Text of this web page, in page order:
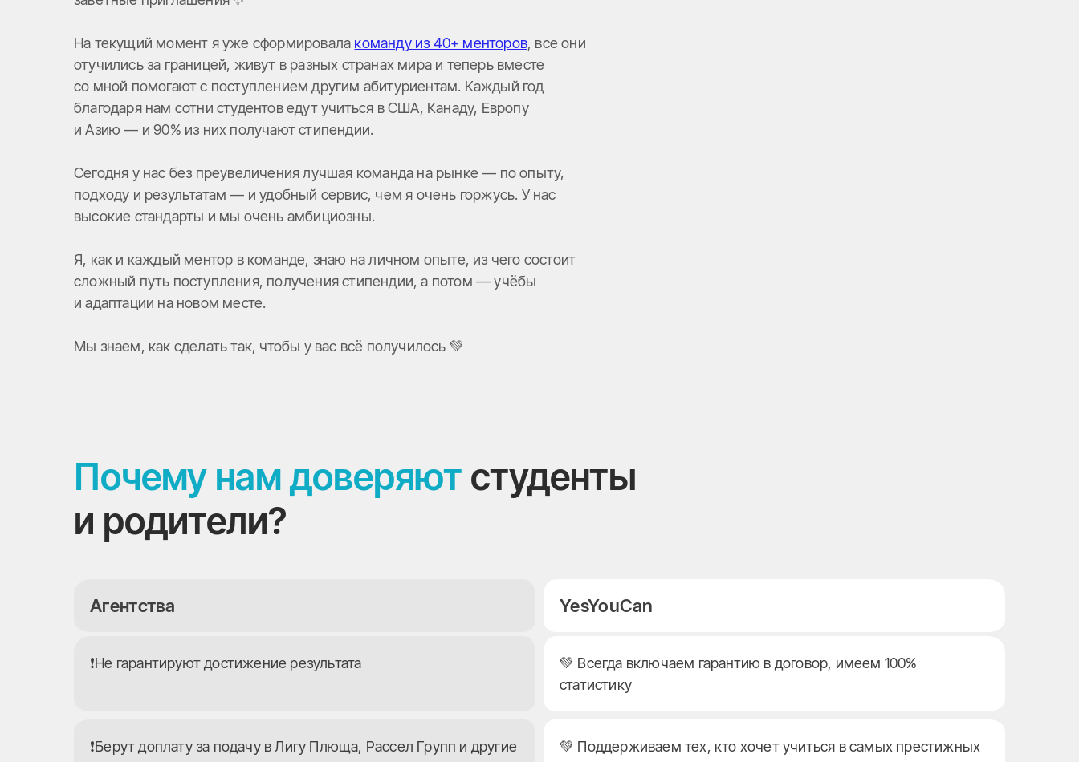
На текущий момент я уже сформировала команду из 40+ менторов, все они
отучились за границей, живут в разных странах мира и теперь вместе
со мной помогают с поступлением другим абитуриентам. Каждый год
благодаря нам сотни студентов едут учиться в США, Канаду, Европу
и Азию — и 90% из них получают стипендии.
Сегодня у нас без преувеличения лучшая команда на рынке — по опыту,
подходу и результатам — и удобный сервис, чем я очень горжусь. У нас
высокие стандарты и мы очень амбициозны.
Я, как и каждый ментор в команде, знаю на личном опыте, из чего состоит
сложный путь поступления, получения стипендии, а потом — учёбы
и адаптации на новом месте.
Мы знаем, как сделать так, чтобы у вас всё получилось 💚
Почему нам доверяют студенты
и родители?
Агентства YesYouCan
❗️Не гарантируют достижение результата
💚 Всегда включаем гарантию в договор, имеем 100%
статистику
❗️Берут доплату за подачу в Лигу Плюща, Рассел Групп и другие
💚 Поддерживаем тех, кто хочет учиться в самых престижных